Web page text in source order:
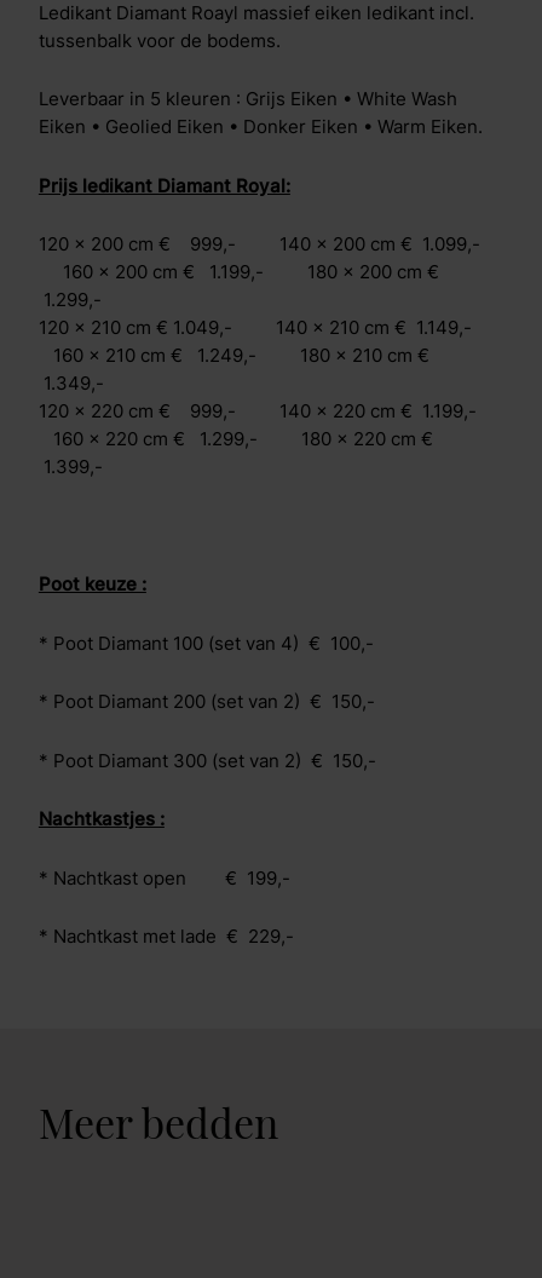
Ledikant Diamant Roayl massief eiken ledikant incl.
tussenbalk voor de bodems.
Leverbaar in 5 kleuren : Grijs Eiken • White Wash
Eiken • Geolied Eiken • Donker Eiken • Warm Eiken.
Prijs ledikant Diamant Royal:
120 x 200 cm € 999,- 140 x 200 cm € 1.099,-
160 x 200 cm € 1.199,- 180 x 200 cm €
1.299,-
120 x 210 cm € 1.049,- 140 x 210 cm € 1.149,-
160 x 210 cm € 1.249,- 180 x 210 cm €
1.349,-
120 x 220 cm € 999,- 140 x 220 cm € 1.199,-
160 x 220 cm € 1.299,- 180 x 220 cm €
1.399,-
Poot keuze :
* Poot Diamant 100 (set van 4) € 100,-
* Poot Diamant 200 (set van 2) € 150,-
* Poot Diamant 300 (set van 2) € 150,-
Nachtkastjes :
* Nachtkast open € 199,-
* Nachtkast met lade € 229,-
Meer bedden